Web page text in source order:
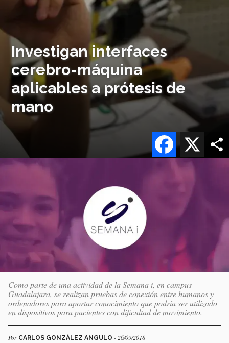
Investigan interfaces
cerebro-máquina
aplicables a prótesis de
mano
X
Facebook
Como parte de una actividad de la Semana i, en campus
Guadalajara, se realizan pruebas de conexión entre humanos y
ordenadores para aportar conocimiento que podría ser utilizado
en dispositivos para pacientes con dificultad de movimiento.
Por CARLOS GONZÁLEZ ANGULO - 26/09/2018